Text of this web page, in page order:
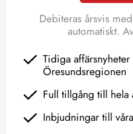
Debiteras årsvis
automatiskt.
Tidiga
Öresundsregionen
Full tillgång till hela
Inbjudningar till